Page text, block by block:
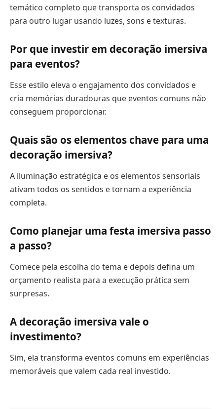
temático completo que transporta os convidados
para outro lugar usando luzes, sons e texturas.
Por que investir em decoração imersiva
para eventos?
Esse estilo eleva o engajamento dos convidados e
cria memórias duradouras que eventos comuns não
conseguem proporcionar.
Quais são os elementos chave para uma
decoração imersiva?
A iluminação estratégica e os elementos sensoriais
ativam todos os sentidos e tornam a experiência
completa.
Como planejar uma festa imersiva passo
a passo?
Comece pela escolha do tema e depois defina um
orçamento realista para a execução prática sem
surpresas.
A decoração imersiva vale o
investimento?
Sim, ela transforma eventos comuns em experiências
memoráveis que valem cada real investido.